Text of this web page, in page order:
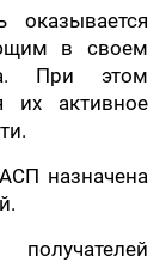
оказывается
в своем
При этом
их активное
назначена